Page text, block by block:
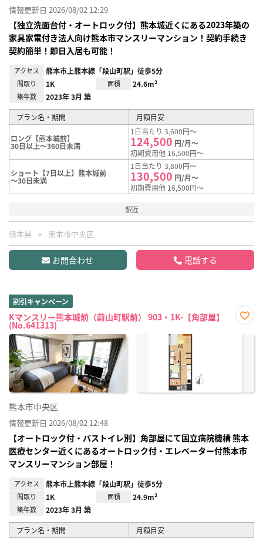
情報更新日 2026/08/02 12:29
【独立洗面台付・オートロック付】熊本城近くにある2023年築の
家具家電付き法人向け熊本市マンスリーマンション！契約手続き
契約簡単！即日入居も可能！
アクセス 熊本市上熊本線「段山町駅」徒歩5分
間取り 1K 面積 24.6m²
築年数 2023年 3月 築
プラン名・期間 月額目安
ロング【熊本城前】
30日以上～360日未満
1日当たり 3,600円～
124,500 円/月～
初期費用他 16,500円～
ショート【7日以上】熊本城前
～30日未満
1日当たり 3,800円～
130,500 円/月～
初期費用他 16,500円～
駅近
熊本県 熊本市中央区
お問合わせ 電話する
割引キャンペーン
Kマンスリー熊本城前（蔚山町駅前） 903・1K-【角部屋】
(No.641313)
に入
熊本市中央区
情報更新日 2026/08/02 12:48
【オートロック付・バストイレ別】角部屋にて国立病院機構 熊本
医療センター近くにあるオートロック付・エレベーター付熊本市
マンスリーマンション部屋！
アクセス 熊本市上熊本線「段山町駅」徒歩5分
間取り 1K 面積 24.9m²
築年数 2023年 3月 築
プラン名・期間 月額目安